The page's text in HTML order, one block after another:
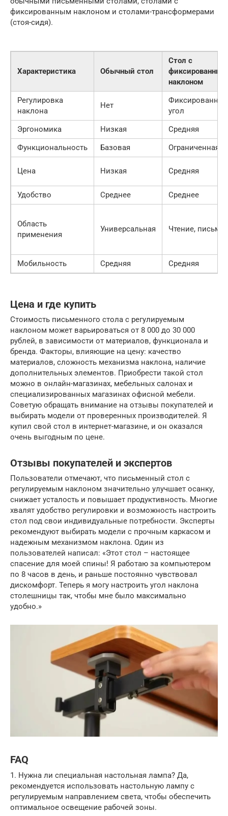
фиксированным наклоном и столами-трансформерами
(стоя-сидя).
Характеристика Обычный стол
Стол с
фиксированным
наклоном
Регулировка
наклона
Нет
угол
Эргономика
Низкая
Средняя
Функциональность
Базовая Ограниченная
Цена Низкая Средняя
Удобство Среднее Среднее
Область
применения
Универсальная Чтение, письмо
Мобильность Средняя Средняя
Цена и где купить
Стоимость письменного стола с регулируемым
наклоном может варьироваться от 8 000 до 30 000
рублей, в зависимости от материалов, функционала и
бренда. Факторы, влияющие на цену: качество
материалов, сложность механизма наклона, наличие
дополнительных элементов. Приобрести такой стол
можно в онлайн-магазинах, мебельных салонах и
специализированных магазинах офисной мебели.
Советую обращать внимание на отзывы покупателей и
выбирать модели от проверенных производителей. Я
купил свой стол в интернет-магазине, и он оказался
очень выгодным по цене.
Отзывы покупателей и экспертов
Пользователи отмечают, что письменный стол с
регулируемым наклоном значительно улучшает осанку,
снижает усталость и повышает продуктивность. Многие
хвалят удобство регулировки и возможность настроить
стол под свои индивидуальные потребности. Эксперты
рекомендуют выбирать модели с прочным каркасом и
надежным механизмом наклона. Один из
пользователей написал: «Этот стол – настоящее
спасение для моей спины! Я работаю за компьютером
по 8 часов в день, и раньше постоянно чувствовал
дискомфорт. Теперь я могу настроить угол наклона
столешницы так, чтобы мне было максимально
удобно.»
FAQ
1. Нужна ли специальная настольная лампа? Да,
рекомендуется использовать настольную лампу с
регулируемым направлением света, чтобы обеспечить
оптимальное освещение рабочей зоны.